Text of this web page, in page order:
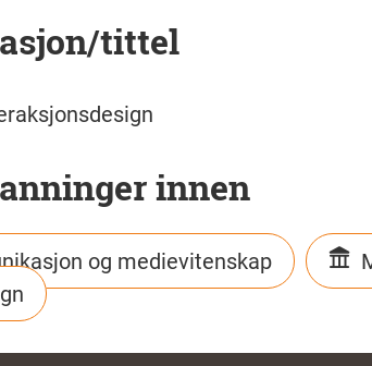
tittel
innen
og medievitenskap